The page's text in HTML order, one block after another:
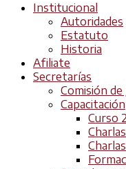
Institucional
Autoridades
Estatuto
Historia
Afiliate
Secretarías
Comisión de
Capacitación
Curso